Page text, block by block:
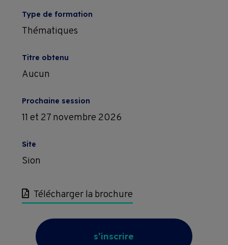
Type de formation
Thématiques
Titre obtenu
Aucun
Prochaine session
11 et 27 novembre 2026
Site
Sion
Télécharger la brochure
s’inscrire